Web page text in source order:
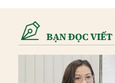
BẠN ĐỌC VIẾT